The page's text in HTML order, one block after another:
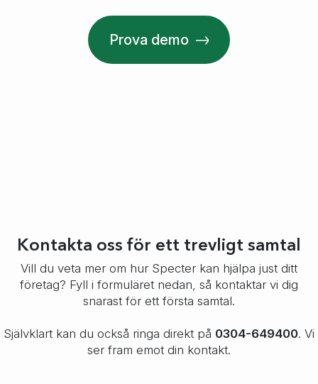
Prova demo
Kontakta oss för ett trevligt samtal
Vill du veta mer om hur Specter kan hjälpa just ditt
företag? Fyll i formuläret nedan, så kontaktar vi dig
snarast för ett första samtal.
Självklart kan du också ringa direkt på 0304-649400. Vi
ser fram emot din kontakt.